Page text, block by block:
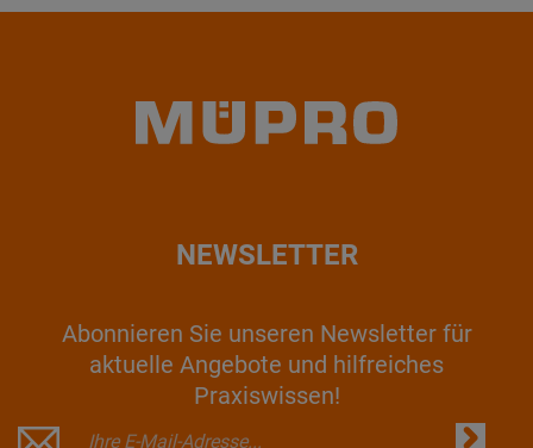
NEWSLETTER
Abonnieren Sie unseren Newsletter für
aktuelle Angebote und hilfreiches
Praxiswissen!